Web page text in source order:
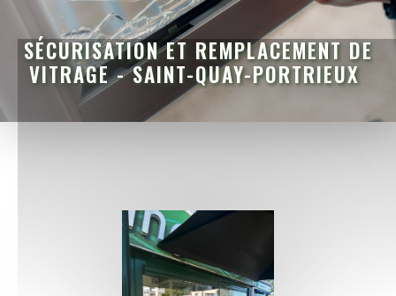
SÉCURISATION ET REMPLACEMENT DE
VITRAGE - SAINT-QUAY-PORTRIEUX